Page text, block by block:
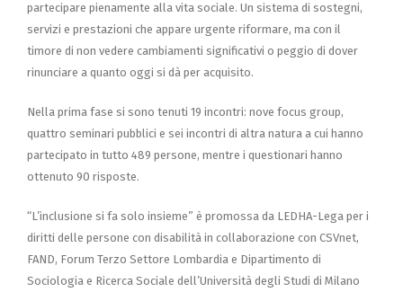
partecipare pienamente alla vita sociale. Un sistema di sostegni,
servizi e prestazioni che appare urgente riformare, ma con il
timore di non vedere cambiamenti significativi o peggio di dover
rinunciare a quanto oggi si dà per acquisito.
Nella prima fase si sono tenuti 19 incontri: nove focus group,
quattro seminari pubblici e sei incontri di altra natura a cui hanno
partecipato in tutto 489 persone, mentre i questionari hanno
ottenuto 90 risposte.
“L’inclusione si fa solo insieme” è promossa da LEDHA-Lega per i
diritti delle persone con disabilità in collaborazione con CSVnet,
FAND, Forum Terzo Settore Lombardia e Dipartimento di
Sociologia e Ricerca Sociale dell’Università degli Studi di Milano